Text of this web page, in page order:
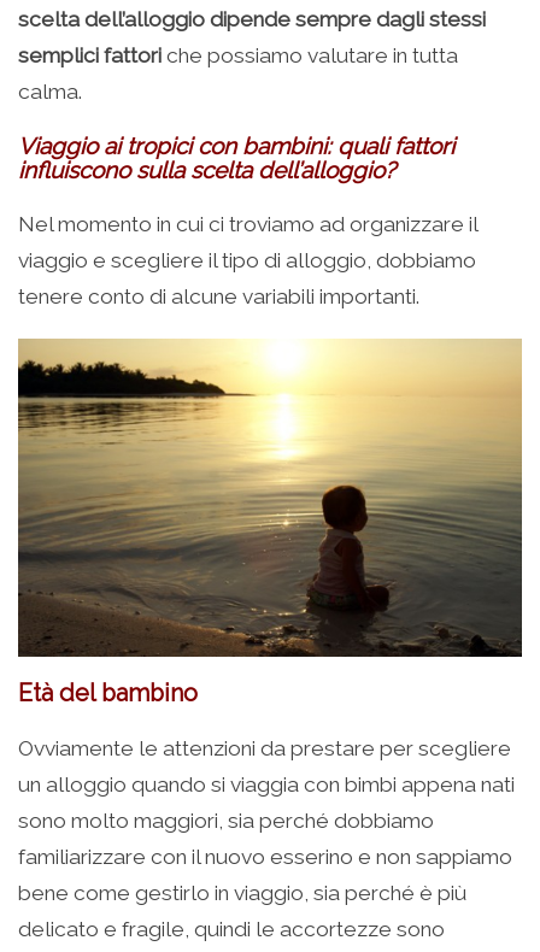
scelta dell’alloggio dipende sempre dagli stessi
semplici fattori che possiamo valutare in tutta
calma.
Viaggio ai tropici con bambini: quali fattori
influiscono sulla scelta dell’alloggio?
Nel momento in cui ci troviamo ad organizzare il
viaggio e scegliere il tipo di alloggio, dobbiamo
tenere conto di alcune variabili importanti.
Età del bambino
Ovviamente le attenzioni da prestare per scegliere
un alloggio quando si viaggia con bimbi appena nati
sono molto maggiori, sia perché dobbiamo
familiarizzare con il nuovo esserino e non sappiamo
bene come gestirlo in viaggio, sia perché è più
delicato e fragile, quindi le accortezze sono